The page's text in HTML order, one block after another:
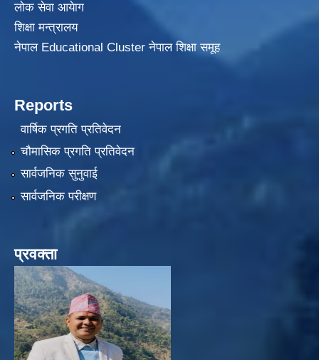
लोक सेवा आयेाग
शिक्षा मन्त्रालय
नेपाल Educational Cluster नेपाल शिक्षा समूह
Reports
वार्षिक प्रगति प्रतिवेदन
चौमासिक प्रगति प्रतिवेदन
सार्वजनिक सुनुवाई
सार्वजनिक परीक्षण
प्रवक्ता